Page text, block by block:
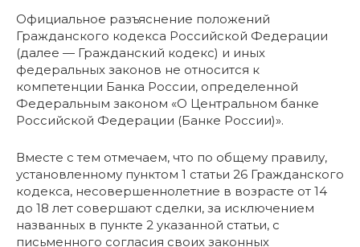
Официальное разъяснение положений
Гражданского кодекса Российской Федерации
(далее — Гражданский кодекс) и иных
федеральных законов не относится к
компетенции Банка России, определенной
Федеральным законом «О Центральном банке
Российской Федерации (Банке России)».
Вместе с тем отмечаем, что по общему правилу,
установленному пунктом 1 статьи 26 Гражданского
кодекса, несовершеннолетние в возрасте от 14
до 18 лет совершают сделки, за исключением
названных в пункте 2 указанной статьи, с
письменного согласия своих законных